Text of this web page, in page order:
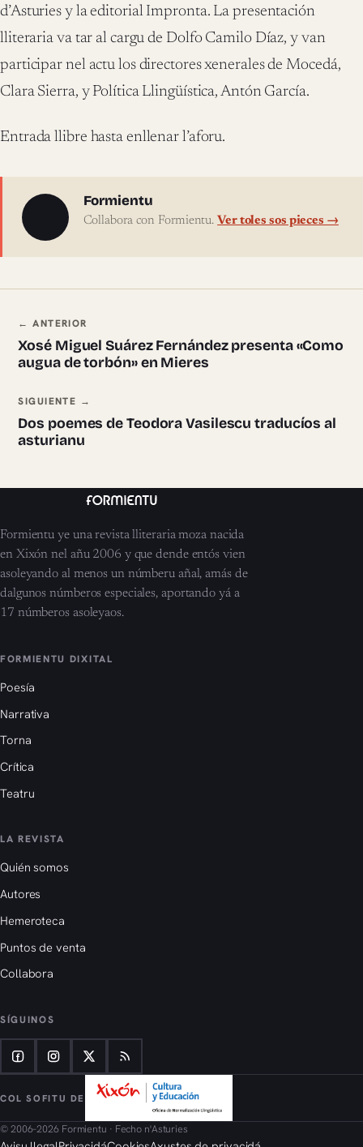
d’Asturies y la editorial Impronta. La presentación
lliteraria va tar al cargu de Dolfo Camilo Díaz, y van
participar nel actu los directores xenerales de Mocedá,
Clara Sierra, y Política Llingüística, Antón García.
Entrada llibre hasta enllenar l’aforu.
Sobre l'autor
Formientu
Collabora con Formientu. Ver toles sos pieces →
Navegación ente pieces
← ANTERIOR
Xosé Miguel Suárez Fernández presenta «Como
augua de torbón» en Mieres
SIGUIENTE →
Dos poemes de Teodora Vasilescu traducíos al
asturianu
Formientu ye una revista lliteraria moza nacida
en Xixón nel añu 2006 y que dende entós vien
asoleyando al menos un númberu añal, amás de
dalgunos númberos especiales, aportando yá a
17 númberos asoleyaos.
FORMIENTU DIXITAL
Poesía
Narrativa
Torna
Crítica
Teatru
LA REVISTA
Quién somos
Autores
Hemeroteca
Puntos de venta
Collabora
SÍGUINOS
COL SOFITU DE
© 2006–2026 Formientu · Fecho n'Asturies